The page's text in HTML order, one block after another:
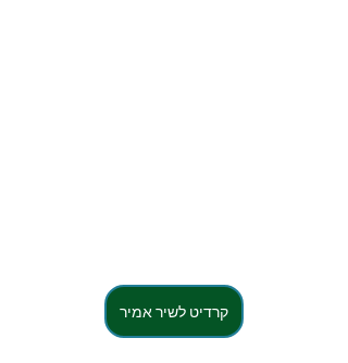
קרדיט לשיר אמיר